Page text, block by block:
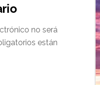
no será
están